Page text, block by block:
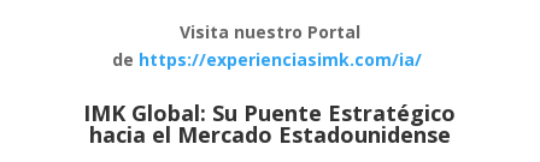
Visita nuestro Portal
de https://experienciasimk.com/ia/
IMK Global: Su Puente Estratégico
hacia el Mercado Estadounidense